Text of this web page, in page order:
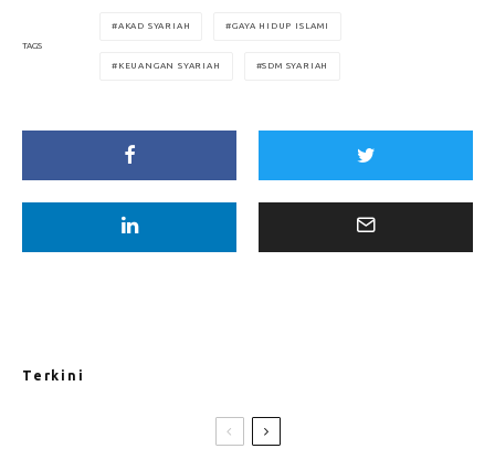
TAGS
AKAD SYARIAH GAYA HIDUP ISLAMI
KEUANGAN SYARIAH SDM SYARIAH
Terkini